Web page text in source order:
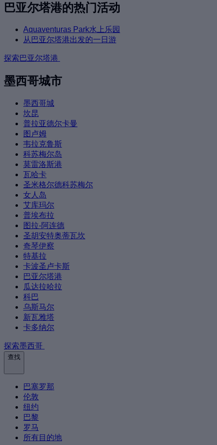
巴亚尔塔港的热门活动
Aquaventuras Park水上乐园
从巴亚尔塔港出发的一日游
探索巴亚尔塔港
墨西哥城市
墨西哥城
坎昆
普拉亚德尔卡曼
图卢姆
韦拉克鲁斯
科苏梅尔岛
莫雷洛斯港
瓦哈卡
圣米格尔德科苏梅尔
女人岛
艾库玛尔
普埃布拉
图拉-阿连德
圣胡安特奥蒂瓦坎
奇琴伊察
特基拉
卡波圣卢卡斯
巴亚尔塔港
瓜达拉哈拉
科巴
乌斯马尔
新瓦雅塔
卡多纳尔
探索墨西哥
查找
巴塞罗那
伦敦
纽约
巴黎
罗马
所有目的地